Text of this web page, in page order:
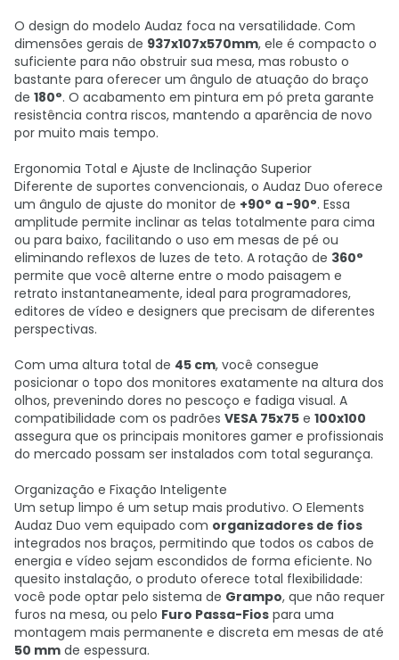
O design do modelo Audaz foca na versatilidade. Com
dimensões gerais de 937x107x570mm, ele é compacto o
suficiente para não obstruir sua mesa, mas robusto o
bastante para oferecer um ângulo de atuação do braço
de 180°. O acabamento em pintura em pó preta garante
resistência contra riscos, mantendo a aparência de novo
por muito mais tempo.
Ergonomia Total e Ajuste de Inclinação Superior
Diferente de suportes convencionais, o Audaz Duo oferece
um ângulo de ajuste do monitor de +90° a -90°. Essa
amplitude permite inclinar as telas totalmente para cima
ou para baixo, facilitando o uso em mesas de pé ou
eliminando reflexos de luzes de teto. A rotação de 360°
permite que você alterne entre o modo paisagem e
retrato instantaneamente, ideal para programadores,
editores de vídeo e designers que precisam de diferentes
perspectivas.
Com uma altura total de 45 cm, você consegue
posicionar o topo dos monitores exatamente na altura dos
olhos, prevenindo dores no pescoço e fadiga visual. A
compatibilidade com os padrões VESA 75x75 e 100x100
assegura que os principais monitores gamer e profissionais
do mercado possam ser instalados com total segurança.
Organização e Fixação Inteligente
Um setup limpo é um setup mais produtivo. O Elements
Audaz Duo vem equipado com organizadores de fios
integrados nos braços, permitindo que todos os cabos de
energia e vídeo sejam escondidos de forma eficiente. No
quesito instalação, o produto oferece total flexibilidade:
você pode optar pelo sistema de Grampo, que não requer
furos na mesa, ou pelo Furo Passa-Fios para uma
montagem mais permanente e discreta em mesas de até
50 mm de espessura.